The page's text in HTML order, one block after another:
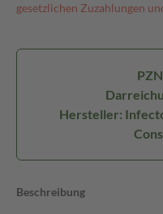
gesetzlichen Zuzahlungen
Hersteller:
Beschreibung